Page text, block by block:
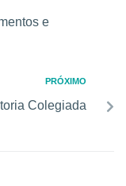
e
PRÓXIMO
Colegiada